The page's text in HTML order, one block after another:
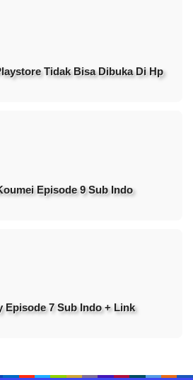
Tidak Bisa Dibuka Di Hp
Episode 9 Sub Indo
Episode 7 Sub Indo + Link